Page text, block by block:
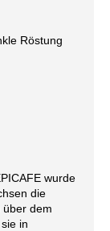
Röstung
wurde
die
über dem
in